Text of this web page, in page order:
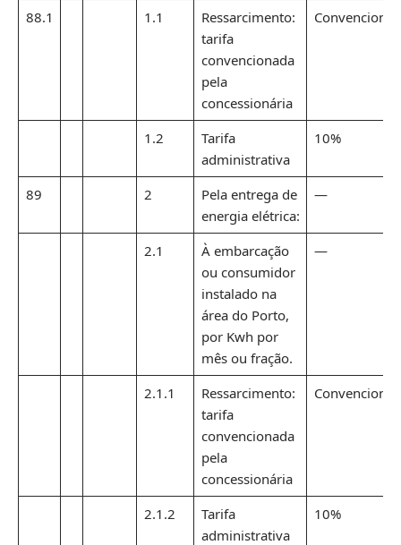
88.1 1.1
Ressarcimento:
tarifa
convencionada
pela
concessionária
Convencional
1.2
Tarifa
administrativa
10%
89 2
Pela entrega de
energia elétrica:
—
2.1
À embarcação
ou consumidor
instalado na
área do Porto,
por Kwh por
mês ou fração.
—
2.1.1
Ressarcimento:
tarifa
convencionada
pela
concessionária
Convencional
2.1.2
Tarifa
administrativa
10%